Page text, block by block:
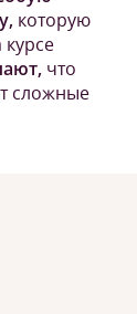
которую
что
сложные